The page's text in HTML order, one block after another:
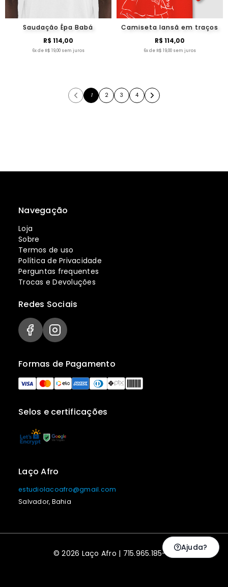
Saudação Êpa Babá
R$ 114,00
6x de R$ 19,00 sem juros
Camiseta Iansã em traços
R$ 114,00
6x de R$ 19,00 sem juros
1 2 3 4
Navegação
Loja
Sobre
Termos de uso
Política de Privacidade
Perguntas frequentes
Trocas e Devoluções
Selos e certificações
Formas de Pagamento
Redes Sociais
Laço Afro
estudiolacoafro@gmail.com
Salvador, Bahia
© 2026 Laço Afro | 715.965.185-53
Ajuda?